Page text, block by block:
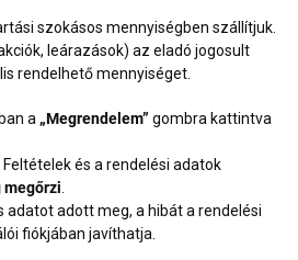
szokásos mennyiségben szállítjuk.
leárazások) az eladó jogosult
rendelhető mennyiséget.
a „Megrendelem” gombra kattintva
és a rendelési adatok
megőrzi
adatot adott meg, a hibát a rendelési
fiókjában javíthatja.